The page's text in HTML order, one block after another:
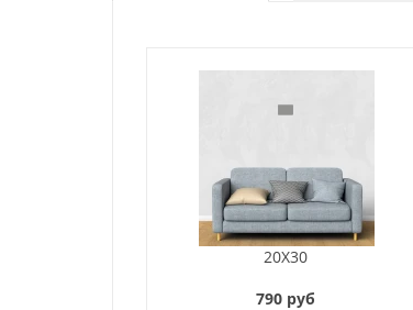
20X30
790 руб